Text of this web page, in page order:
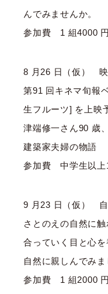
んでみませんか。
参加費 1 組4000
8 月26 日（仮） 映
第91 回キネマ旬報
生フルーツ] を上映
津端修一さん90 歳
建築家夫婦の物語
参加費 中学生以
9 月23 日（仮） 自
さとのえの自然に
合っていく目と心を
自然に親しんでみま
参加費 1 組2000